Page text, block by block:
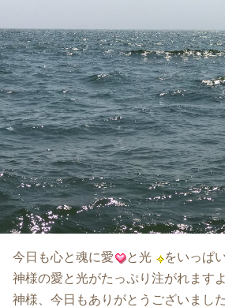
今日も心と魂に愛 と光
をいっぱ
神様の愛と光がたっぷり注がれますよ
神様、今日もありがとうございました